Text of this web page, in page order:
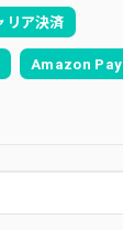
リア決済
Amazon Pay